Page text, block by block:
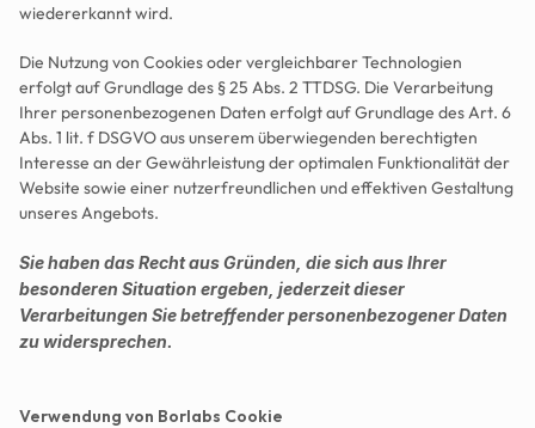
wiedererkannt wird.
Die Nutzung von Cookies oder vergleichbarer Technologien
erfolgt auf Grundlage des § 25 Abs. 2 TTDSG. Die Verarbeitung
Ihrer personenbezogenen Daten erfolgt auf Grundlage des Art. 6
Abs. 1 lit. f DSGVO aus unserem überwiegenden berechtigten
Interesse an der Gewährleistung der optimalen Funktionalität der
Website sowie einer nutzerfreundlichen und effektiven Gestaltung
unseres Angebots.
Sie haben das Recht aus Gründen, die sich aus Ihrer
besonderen Situation ergeben, jederzeit dieser
Verarbeitungen Sie betreffender personenbezogener Daten
zu widersprechen.
Verwendung von Borlabs Cookie